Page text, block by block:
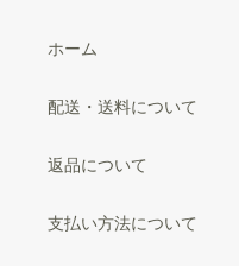
ホーム
配送・送料について
返品について
支払い方法について